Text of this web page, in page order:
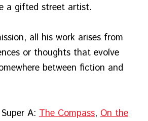
a gifted street artist.
all his work arises from
or thoughts that evolve
between fiction and
A: The Compass, On the